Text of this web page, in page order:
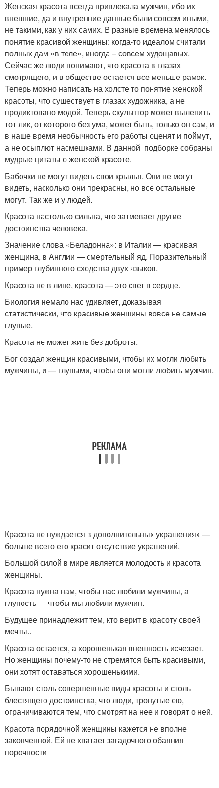
Женская красота всегда привлекала мужчин, ибо их
внешние, да и внутренние данные были совсем иными,
не такими, как у них самих. В разные времена менялось
понятие красивой женщины: когда-то идеалом считали
полных дам «в теле», иногда – совсем худощавых.
Сейчас же люди понимают, что красота в глазах
смотрящего, и в обществе остается все меньше рамок.
Теперь можно написать на холсте то понятие женской
красоты, что существует в глазах художника, а не
продиктовано модой. Теперь скульптор может вылепить
тот лик, от которого без ума, может быть, только он сам, и
в наше время необычность его работы оценят и поймут,
а не осыплют насмешками. В данной подборке собраны
мудрые цитаты о женской красоте.
Бабочки не могут видеть свои крылья. Они не могут
видеть, насколько они прекрасны, но все остальные
могут. Так же и у людей.
Красота настолько сильна, что затмевает другие
достоинства человека.
Значение слова «Беладонна»: в Италии — красивая
женщина, в Англии — смертельный яд. Поразительный
пример глубинного сходства двух языков.
Красота не в лице, красота — это свет в сердце.
Биология немало нас удивляет, доказывая
статистически, что красивые женщины вовсе не самые
глупые.
Красота не может жить без доброты.
Бог создал женщин красивыми, чтобы их могли любить
мужчины, и — глупыми, чтобы они могли любить мужчин.
Красота не нуждается в дополнительных украшениях —
больше всего его красит отсутствие украшений.
Большой силой в мире является молодость и красота
женщины.
Красота нужна нам, чтобы нас любили мужчины, а
глупость — чтобы мы любили мужчин.
Будущее принадлежит тем, кто верит в красоту своей
мечты..
Красота остается, а хорошенькая внешность исчезает.
Но женщины почему-то не стремятся быть красивыми,
они хотят оставаться хорошенькими.
Бывают столь совершенные виды красоты и столь
блестящего достоинства, что люди, тронутые ею,
ограничиваются тем, что смотрят на нее и говорят о ней.
Красота порядочной женщины кажется не вполне
законченной. Ей не хватает загадочного обаяния
порочности